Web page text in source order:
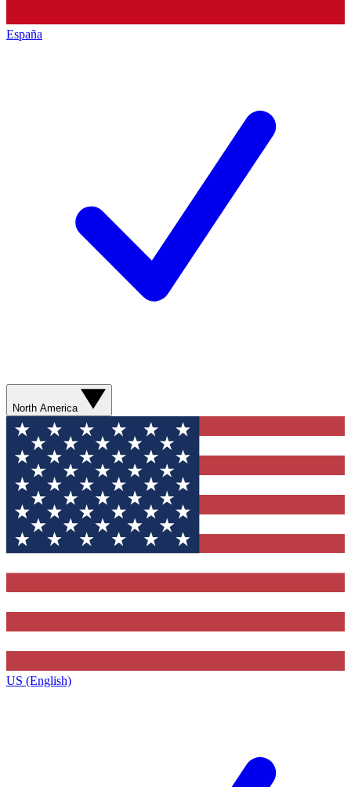
España
North America
US (English)